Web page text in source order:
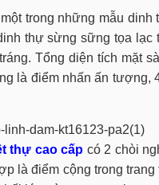
trong những mẫu
thự sừng sững tọa
Tổng diện tích mặt
là điểm nhấn ấn
thự cao cấp có 2 chòi
là điểm cộng trong